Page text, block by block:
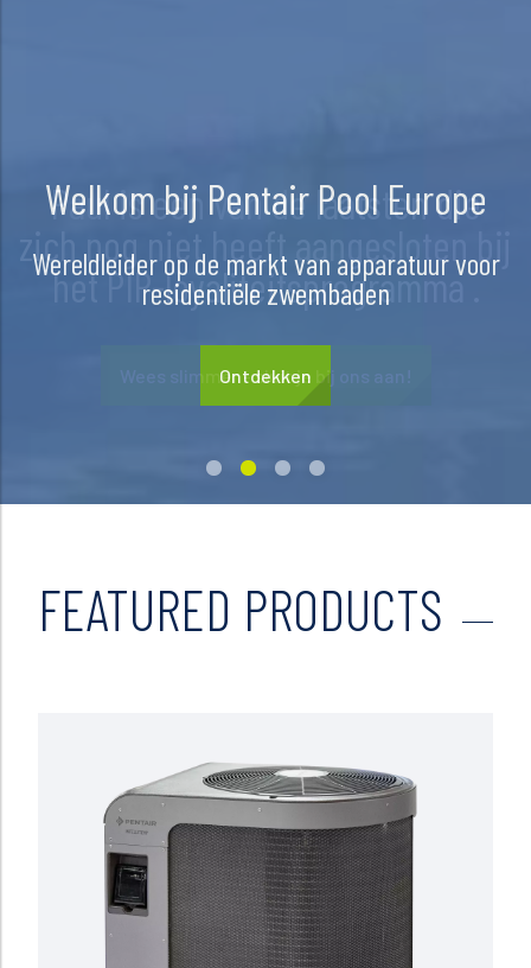
Paul is een van de laatsten die
zich nog niet heeft aangesloten bij
het PIP-loyaliteitsprogramma .
Wees slimmer - sluit je bij ons aan!
FEATURED PRODUCTS